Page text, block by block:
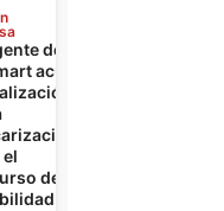
de
acusa
de la